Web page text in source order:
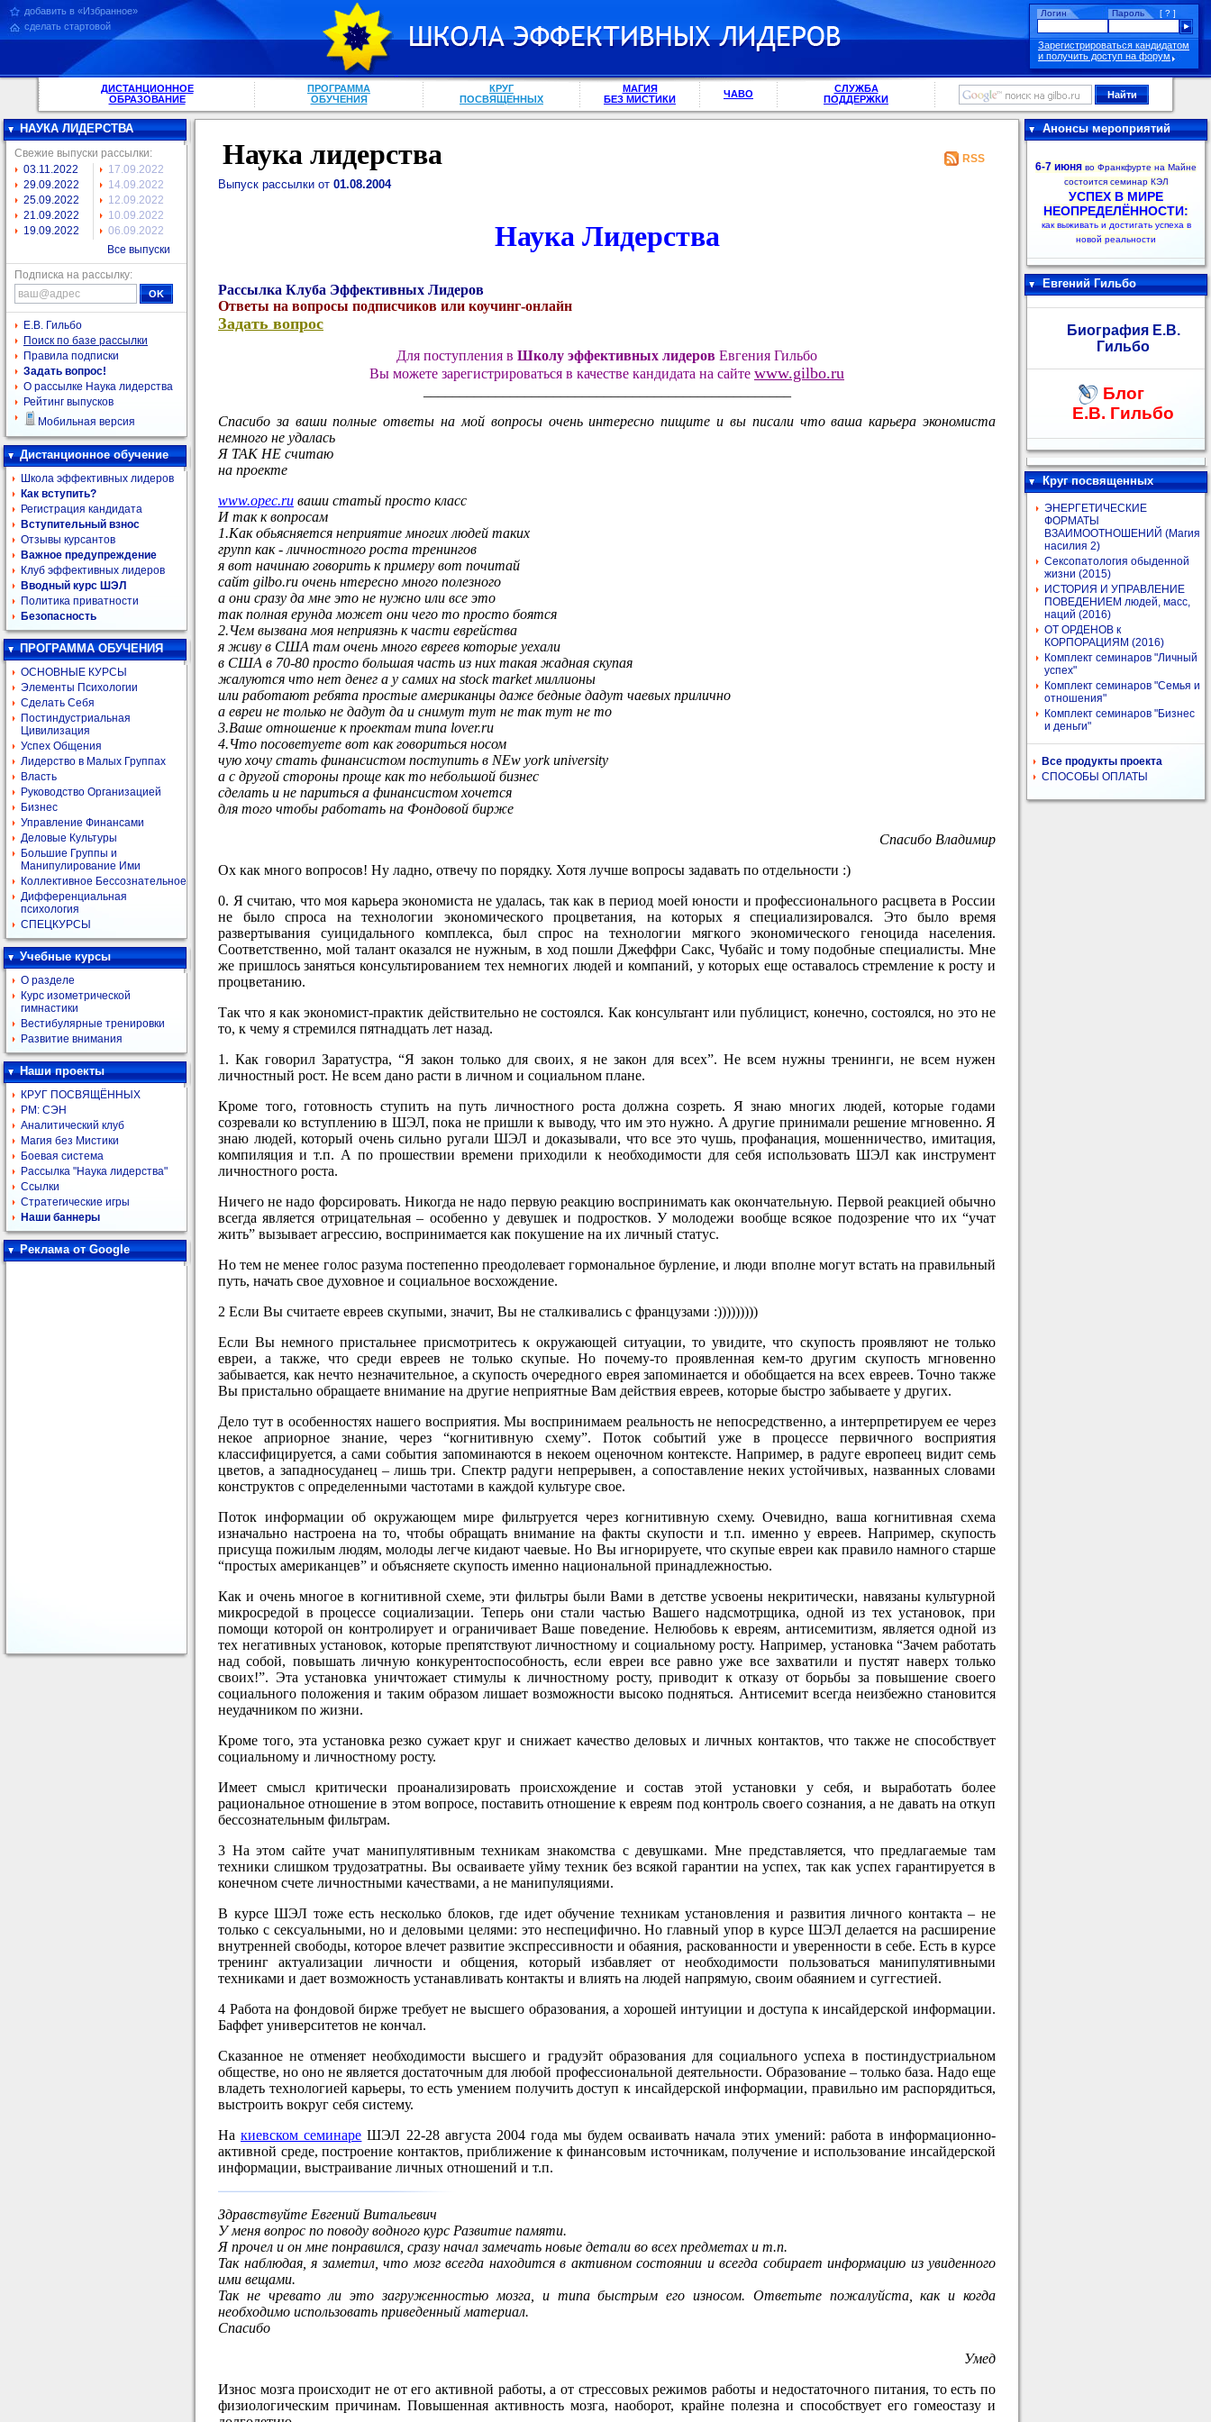
добавить в «Избранное»
сделать стартовой
Логин [ ? ]
Пароль
Зарегистрироваться кандидатом
и получить доступ на форум
ДИСТАНЦИОННОЕ
ОБРАЗОВАНИЕ
ПРОГРАММА
ОБУЧЕНИЯ
КРУГ
ПОСВЯЩЕННЫХ
МАГИЯ
БЕЗ МИСТИКИ
ЧАВО
СЛУЖБА
ПОДДЕРЖКИ
НАУКА ЛИДЕРСТВА
Свежие выпуски рассылки:
03.11.2022
29.09.2022
25.09.2022
21.09.2022
19.09.2022
17.09.2022
14.09.2022
12.09.2022
10.09.2022
06.09.2022
Все выпуски
Подписка на рассылку:
Е.В. Гильбо
Поиск по базе рассылки
Правила подписки
Задать вопрос!
О рассылке Наука лидерства
Рейтинг выпусков
Мобильная версия
Дистанционное обучение
Школа эффективных лидеров
Как вступить?
Регистрация кандидата
Вступительный взнос
Отзывы курсантов
Важное предупреждение
Клуб эффективных лидеров
Вводный курс ШЭЛ
Политика приватности
Безопасность
ПРОГРАММА ОБУЧЕНИЯ
ОСНОВНЫЕ КУРСЫ
Элементы Психологии
Сделать Себя
Постиндустриальная
Цивилизация
Успех Общения
Лидерство в Малых Группах
Власть
Руководство Организацией
Бизнес
Управление Финансами
Деловые Культуры
Большие Группы и
Манипулирование Ими
Коллективное Бессознательное
Дифференциальная
психология
СПЕЦКУРСЫ
Учебные курсы
О разделе
Курс изометрической
гимнастики
Вестибулярные тренировки
Развитие внимания
Наши проекты
КРУГ ПОСВЯЩЁННЫХ
РМ: СЭН
Аналитический клуб
Магия без Мистики
Боевая система
Рассылка "Наука лидерства"
Ссылки
Стратегические игры
Наши баннеры
Реклама от Google
RSS
Наука лидерства
Выпуск рассылки от 01.08.2004
Наука Лидерства
Рассылка Клуба Эффективных Лидеров
Ответы на вопросы подписчиков или коучинг-онлайн
Задать вопрос
Для поступления в Школу эффективных лидеров Евгения Гильбо
Вы можете зарегистрироваться в качестве кандидата на сайте www.gilbo.ru
Спасибо за ваши полные ответы на мой вопросы очень интересно пищите и вы писали что ваша карьера экономиста
немного не удалась
Я ТАК НЕ считаю
на проекте
www.opec.ru ваши статьй просто класс
И так к вопросам
1.Как обьясняется неприятие многих людей таких
групп как - личностного роста тренингов
я вот начинаю говорить к примеру вот почитай
сайт gilbo.ru очень нтересно много полезного
а они сразу да мне это не нужно или все это
так полная ерунда может они чего то просто боятся
2.Чем вызвана моя неприязнь к части еврейства
я живу в США там очень много евреев которые уехали
в США в 70-80 просто большая часть из них такая жадная скупая
жалуются что нет денег а у самих на stock market миллионы
или работают ребята простые американцы даже бедные дадут чаевых прилично
а евреи не только не дадут да и снимут тут не так тут не то
3.Ваше отношение к проектам типа lover.ru
4.Что посоветуете вот как говориться носом
чую хочу стать финансистом поступить в NEw york university
а с другой стороны проще как то небольшой бизнес
сделать и не париться а финансистом хочется
для того чтобы работать на Фондовой бирже
Спасибо Владимир
Ох как много вопросов! Ну ладно, отвечу по порядку. Хотя лучше вопросы задавать по отдельности :)
0. Я считаю, что моя карьера экономиста не удалась, так как в период моей юности и профессионального расцвета в России
не было спроса на технологии экономического процветания, на которых я специализировался. Это было время
развертывания суицидального комплекса, был спрос на технологии мягкого экономического геноцида населения.
Соответственно, мой талант оказался не нужным, в ход пошли Джеффри Сакс, Чубайс и тому подобные специалисты. Мне
же пришлось заняться консультированием тех немногих людей и компаний, у которых еще оставалось стремление к росту и
процветанию.
Так что я как экономист-практик действительно не состоялся. Как консультант или публицист, конечно, состоялся, но это не
то, к чему я стремился пятнадцать лет назад.
1. Как говорил Заратустра, “Я закон только для своих, я не закон для всех”. Не всем нужны тренинги, не всем нужен
личностный рост. Не всем дано расти в личном и социальном плане.
Кроме того, готовность ступить на путь личностного роста должна созреть. Я знаю многих людей, которые годами
созревали ко вступлению в ШЭЛ, пока не пришли к выводу, что им это нужно. А другие принимали решение мгновенно. Я
знаю людей, который очень сильно ругали ШЭЛ и доказывали, что все это чушь, профанация, мошенничество, имитация,
компиляция и т.п. А по прошествии времени приходили к необходимости для себя использовать ШЭЛ как инструмент
личностного роста.
Ничего не надо форсировать. Никогда не надо первую реакцию воспринимать как окончательную. Первой реакцией обычно
всегда является отрицательная – особенно у девушек и подростков. У молодежи вообще всякое подозрение что их “учат
жить” вызывает агрессию, воспринимается как покушение на их личный статус.
Но тем не менее голос разума постепенно преодолевает гормональное бурление, и люди вполне могут встать на правильный
путь, начать свое духовное и социальное восхождение.
2 Если Вы считаете евреев скупыми, значит, Вы не сталкивались с французами :)))))))))
Если Вы немного пристальнее присмотритесь к окружающей ситуации, то увидите, что скупость проявляют не только
евреи, а также, что среди евреев не только скупые. Но почему-то проявленная кем-то другим скупость мгновенно
забывается, как нечто незначительное, а скупость очередного еврея запоминается и обобщается на всех евреев. Точно также
Вы пристально обращаете внимание на другие неприятные Вам действия евреев, которые быстро забываете у других.
Дело тут в особенностях нашего восприятия. Мы воспринимаем реальность не непосредственно, а интерпретируем ее через
некое априорное знание, через “когнитивную схему”. Поток событий уже в процессе первичного восприятия
классифицируется, а сами события запоминаются в некоем оценочном контексте. Например, в радуге европеец видит семь
цветов, а западносуданец – лишь три. Спектр радуги непрерывен, а сопоставление неких устойчивых, названных словами
конструктов с определенными частотами в каждой культуре свое.
Поток информации об окружающем мире фильтруется через когнитивную схему. Очевидно, ваша когнитивная схема
изначально настроена на то, чтобы обращать внимание на факты скупости и т.п. именно у евреев. Например, скупость
присуща пожилым людям, молоды легче кидают чаевые. Но Вы игнорируете, что скупые евреи как правило намного старше
“простых американцев” и объясняете скупость именно национальной принадлежностью.
Как и очень многое в когнитивной схеме, эти фильтры были Вами в детстве усвоены некритически, навязаны культурной
микросредой в процессе социализации. Теперь они стали частью Вашего надсмотрщика, одной из тех установок, при
помощи которой он контролирует и ограничивает Ваше поведение. Нелюбовь к евреям, антисемитизм, является одной из
тех негативных установок, которые препятствуют личностному и социальному росту. Например, установка “Зачем работать
над собой, повышать личную конкурентоспособность, если евреи все равно уже все захватили и пустят наверх только
своих!”. Эта установка уничтожает стимулы к личностному росту, приводит к отказу от борьбы за повышение своего
социального положения и таким образом лишает возможности высоко подняться. Антисемит всегда неизбежно становится
неудачником по жизни.
Кроме того, эта установка резко сужает круг и снижает качество деловых и личных контактов, что также не способствует
социальному и личностному росту.
Имеет смысл критически проанализировать происхождение и состав этой установки у себя, и выработать более
рациональное отношение в этом вопросе, поставить отношение к евреям под контроль своего сознания, а не давать на откуп
бессознательным фильтрам.
3 На этом сайте учат манипулятивным техникам знакомства с девушками. Мне представляется, что предлагаемые там
техники слишком трудозатратны. Вы осваиваете уйму техник без всякой гарантии на успех, так как успех гарантируется в
конечном счете личностными качествами, а не манипуляциями.
В курсе ШЭЛ тоже есть несколько блоков, где идет обучение техникам установления и развития личного контакта – не
только с сексуальными, но и деловыми целями: это неспецифично. Но главный упор в курсе ШЭЛ делается на расширение
внутренней свободы, которое влечет развитие экспрессивности и обаяния, раскованности и уверенности в себе. Есть в курсе
тренинг актуализации личности и общения, который избавляет от необходимости пользоваться манипулятивными
техниками и дает возможность устанавливать контакты и влиять на людей напрямую, своим обаянием и суггестией.
4 Работа на фондовой бирже требует не высшего образования, а хорошей интуиции и доступа к инсайдерской информации.
Баффет университетов не кончал.
Сказанное не отменяет необходимости высшего и градуэйт образования для социального успеха в постиндустриальном
обществе, но оно не является достаточным для любой профессиональной деятельности. Образование – только база. Надо еще
владеть технологией карьеры, то есть умением получить доступ к инсайдерской информации, правильно им распорядиться,
выстроить вокруг себя систему.
Накиевском семинаре ШЭЛ 22-28 августа 2004 года мы будем осваивать начала этих умений: работа в информационно-
активной среде, построение контактов, приближение к финансовым источникам, получение и использование инсайдерской
информации, выстраивание личных отношений и т.п.
Здравствуйте Евгений Витальевич
У меня вопрос по поводу водного курс Развитие памяти.
Я прочел и он мне понравился, сразу начал замечать новые детали во всех предметах и т.п.
Так наблюдая, я заметил, что мозг всегда находится в активном состоянии и всегда собирает информацию из увиденного
ими вещами.
Так не чревато ли это загруженностью мозга, и типа быстрым его износом. Ответьте пожалуйста, как и когда
необходимо использовать приведенный материал.
Спасибо
Умед
Износ мозга происходит не от его активной работы, а от стрессовых режимов работы и недостаточного питания, то есть по
физиологическим причинам. Повышенная активность мозга, наоборот, крайне полезна и способствует его гомеостазу и
Анонсы мероприятий
6-7 июня во Франкфурте на Майне
состоится семинар КЭЛ
УСПЕХ В МИРЕ
НЕОПРЕДЕЛЁННОСТИ:
как выживать и достигать успеха в
новой реальности
Евгений Гильбо
Биография Е.В.
Гильбо
Блог
Е.В. Гильбо
Круг посвященных
ЭНЕРГЕТИЧЕСКИЕ
ФОРМАТЫ
ВЗАИМООТНОШЕНИЙ (Магия
насилия 2)
Сексопатология обыденной
жизни (2015)
ИСТОРИЯ И УПРАВЛЕНИЕ
ПОВЕДЕНИЕМ людей, масс,
наций (2016)
ОТ ОРДЕНОВ к
КОРПОРАЦИЯМ (2016)
Комплект семинаров "Личный
успех"
Комплект семинаров "Семья и
отношения"
Комплект семинаров "Бизнес
и деньги"
Все продукты проекта
СПОСОБЫ ОПЛАТЫ